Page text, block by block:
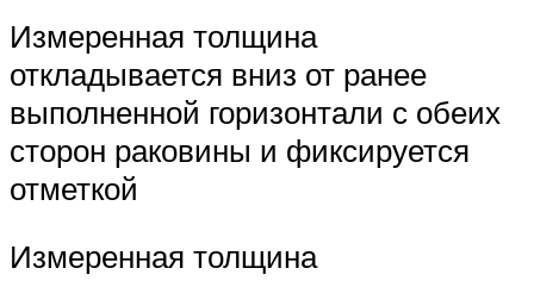
Измеренная толщина
откладывается вниз от ранее
выполненной горизонтали с обеих
сторон раковины и фиксируется
отметкой
Измеренная толщина